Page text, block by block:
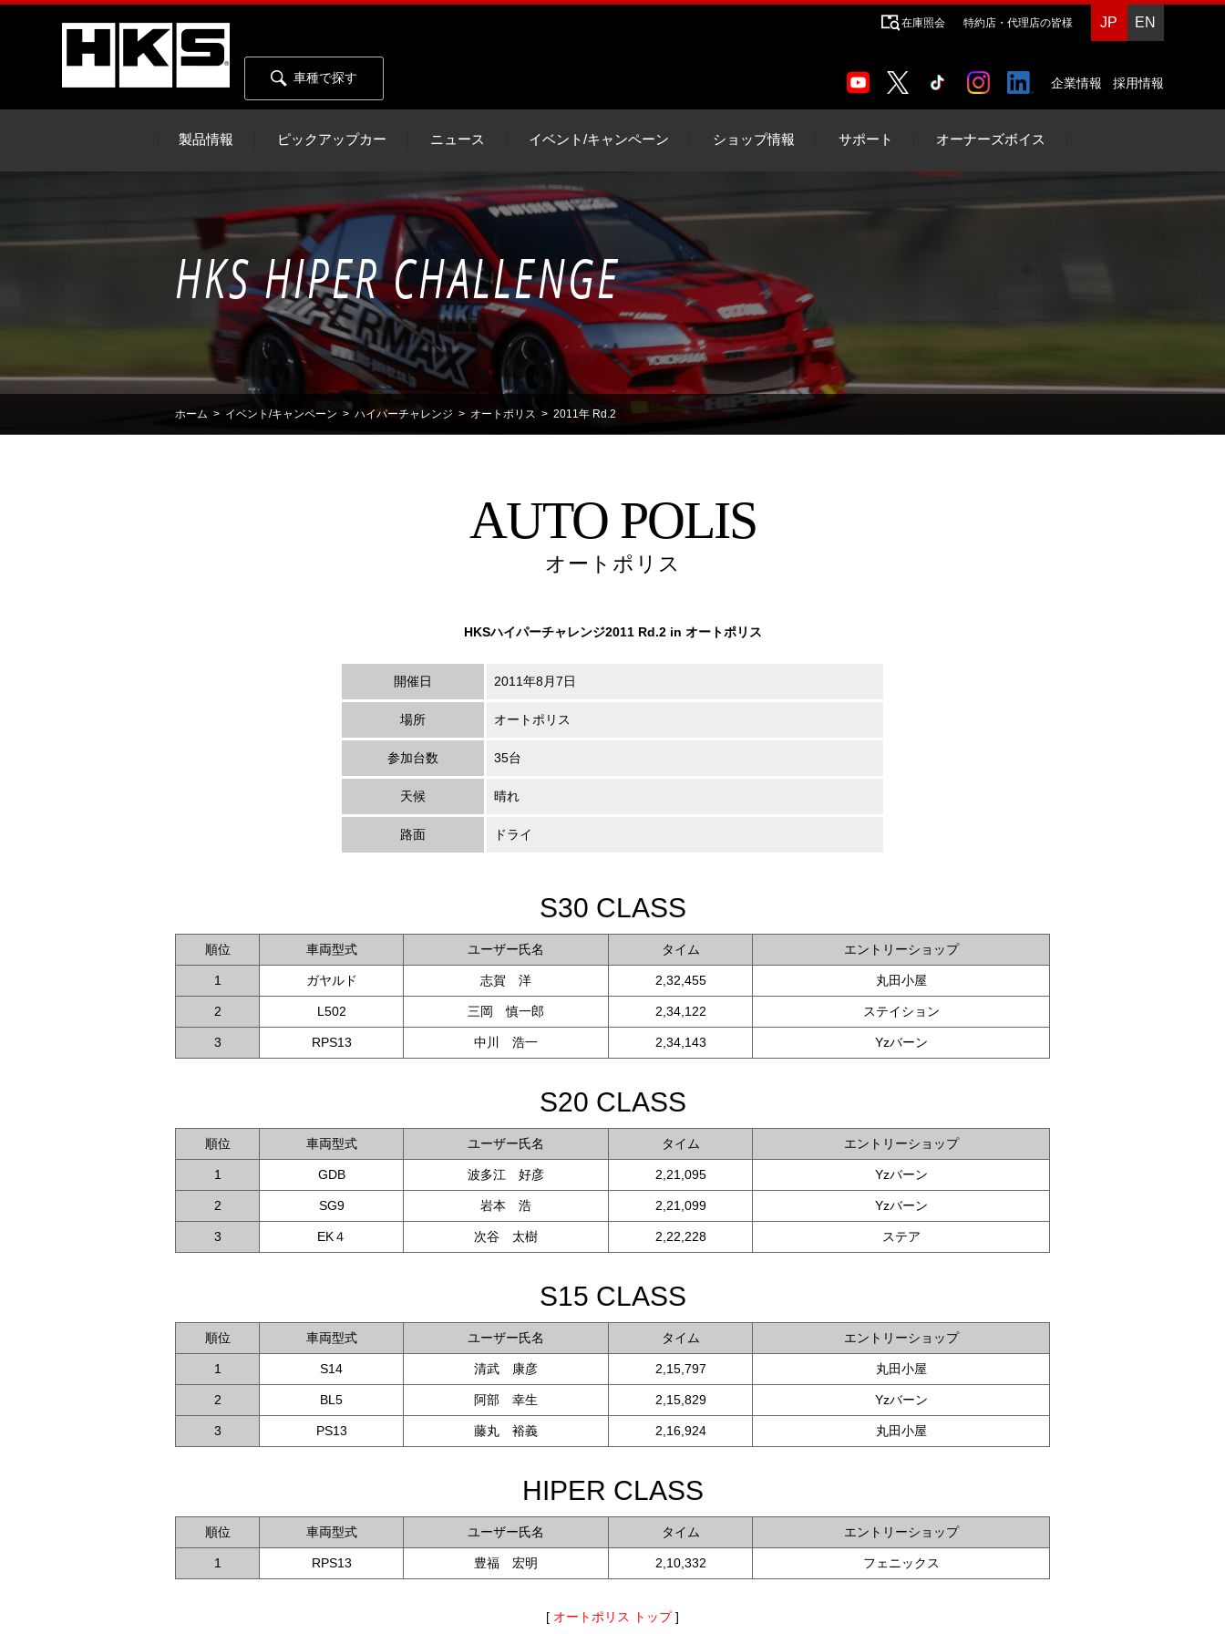
車種で探す 企業情報 採用情報
在庫照会 特約店・代理店の皆様 JP EN
製品情報 ピックアップカー ニュース イベント/キャンペーン ショップ情報 サポート オーナーズボイス
HKS HIPER CHALLENGE
ホーム > イベント/キャンペーン > ハイパーチャレンジ > オートポリス > 2011年 Rd.2
AUTO POLIS
オートポリス
HKSハイパーチャレンジ2011 Rd.2 in オートポリス
開催日 2011年8月7日
場所 オートポリス
参加台数 35台
天候 晴れ
路面 ドライ
S30 CLASS
順位 車両型式 ユーザー氏名 タイム エントリーショップ
1 ガヤルド 志賀 洋 2,32,455 丸田小屋
2 L502 三岡 慎一郎 2,34,122 ステイション
3 RPS13 中川 浩一 2,34,143 Yzバーン
S20 CLASS
順位 車両型式 ユーザー氏名 タイム エントリーショップ
1 GDB 波多江 好彦 2,21,095 Yzバーン
2 SG9 岩本 浩 2,21,099 Yzバーン
3 EK４ 次谷 太樹 2,22,228 ステア
S15 CLASS
順位 車両型式 ユーザー氏名 タイム エントリーショップ
1 S14 清武 康彦 2,15,797 丸田小屋
2 BL5 阿部 幸生 2,15,829 Yzバーン
3 PS13 藤丸 裕義 2,16,924 丸田小屋
HIPER CLASS
順位 車両型式 ユーザー氏名 タイム エントリーショップ
1 RPS13 豊福 宏明 2,10,332 フェニックス
[ オートポリス トップ]